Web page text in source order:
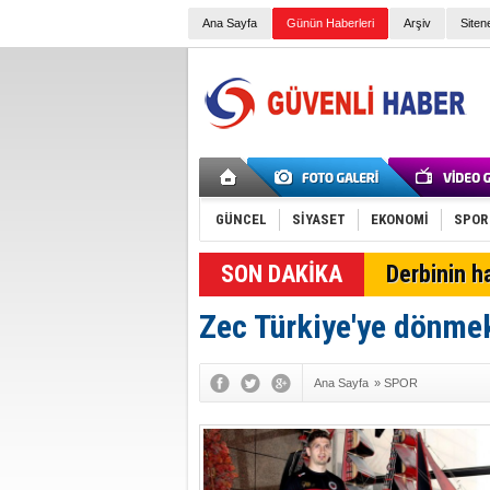
Ana Sayfa Günün Haberleri Arşiv
GÜNCEL SİYASET EKONOMİ SPOR
Derbinin
Zec Türkiye'ye
Ana Sayfa » SPOR